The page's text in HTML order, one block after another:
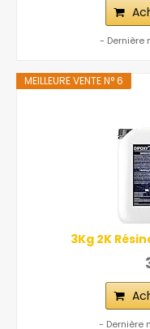
- Dernière
MEILLEURE VENTE N° 6
3Kg 2K
- Dernière